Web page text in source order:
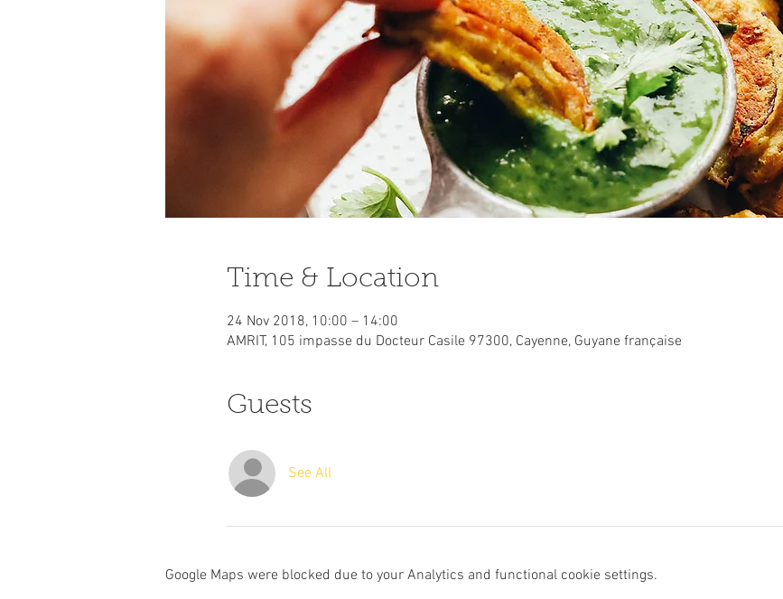
Time & Location
24 Nov 2018, 10:00 – 14:00
AMRIT, 105 impasse du Docteur Casile 97300, Cayenne, Guyane française
Guests
See All
Google Maps were blocked due to your Analytics and functional cookie settings.